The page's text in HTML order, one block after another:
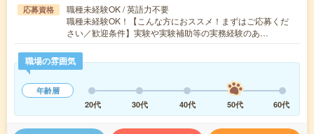
応募資格
職種未経験OK / 英語力不要
職種未経験OK！【こんな方におススメ！まずはご応募くだ
さい／歓迎条件】実験や実験補助等の実務経験のあ…
職場の雰囲気
年齢層
20代
30代 40代 50代 60代